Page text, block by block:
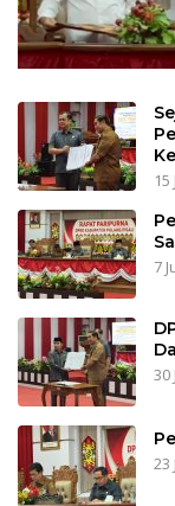
15
7
30
23